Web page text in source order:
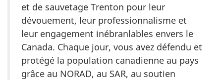
et de sauvetage Trenton pour leur
dévouement, leur professionnalisme et
leur engagement inébranlables envers le
Canada. Chaque jour, vous avez défendu et
protégé la population canadienne au pays
grâce au NORAD, au SAR, au soutien